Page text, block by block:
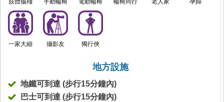
一家大細 攝影友 獨行俠
地方設施
地鐵可到達 (步行15分鐘內)
巴士可到達 (步行15分鐘內)